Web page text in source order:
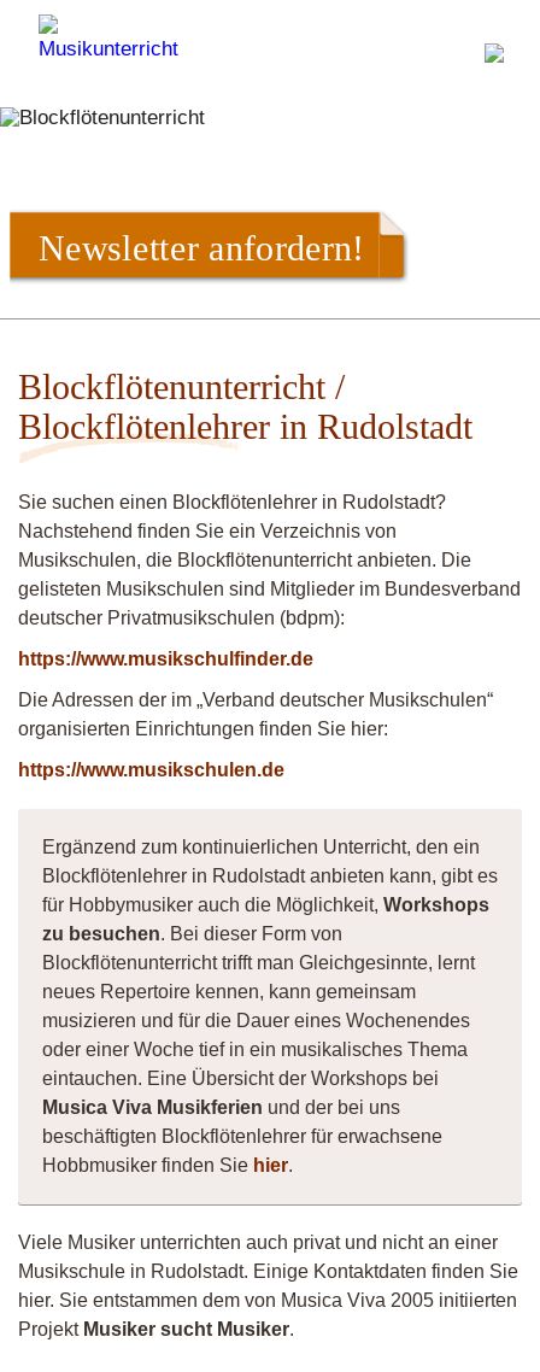
Newsletter anfordern!
Blockflötenunterricht /
Blockflötenlehrer in Rudolstadt
Sie suchen einen Blockflötenlehrer in Rudolstadt?
Nachstehend finden Sie ein Verzeichnis von
Musikschulen, die Blockflötenunterricht anbieten. Die
gelisteten Musikschulen sind Mitglieder im Bundesverband
deutscher Privatmusikschulen (bdpm):
https://www.musikschulfinder.de
Die Adressen der im „Verband deutscher Musikschulen“
organisierten Einrichtungen finden Sie hier:
https://www.musikschulen.de
Ergänzend zum kontinuierlichen Unterricht, den ein
Blockflötenlehrer in Rudolstadt anbieten kann, gibt es
für Hobbymusiker auch die Möglichkeit, Workshops
zu besuchen. Bei dieser Form von
Blockflötenunterricht trifft man Gleichgesinnte, lernt
neues Repertoire kennen, kann gemeinsam
musizieren und für die Dauer eines Wochenendes
oder einer Woche tief in ein musikalisches Thema
eintauchen. Eine Übersicht der Workshops bei
Musica Viva Musikferien und der bei uns
beschäftigten Blockflötenlehrer für erwachsene
Hobbmusiker finden Sie hier.
Viele Musiker unterrichten auch privat und nicht an einer
Musikschule in Rudolstadt. Einige Kontaktdaten finden Sie
hier. Sie entstammen dem von Musica Viva 2005 initiierten
Projekt Musiker sucht Musiker.